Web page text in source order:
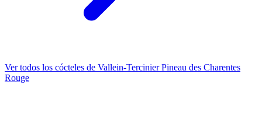
Ver todos los cócteles de Vallein-Tercinier Pineau des Charentes
Rouge